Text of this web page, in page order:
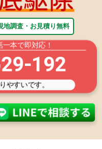
地調査・お見積り無料
本で即対応！
192
やすいです。